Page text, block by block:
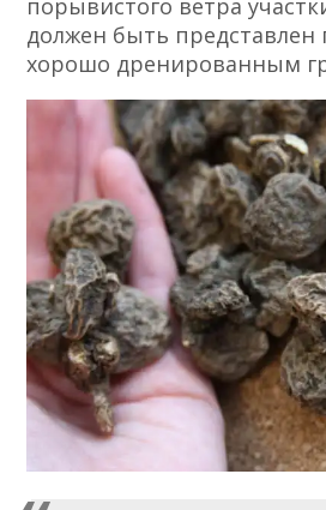
порывистого ветра
должен быть
хорошо дренированным